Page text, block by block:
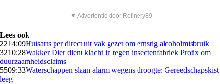
▼ Advertentie door Refinery89
Lees ook
2214:09Huisarts per direct uit vak gezet om ernstig alcoholmisbruik
3210:28Wakker Dier dient klacht in tegen insectenfabriek Protix om
duurzaamheidsclaims
5509:33Waterschappen slaan alarm wegens droogte: Gereedschapskist
leeg